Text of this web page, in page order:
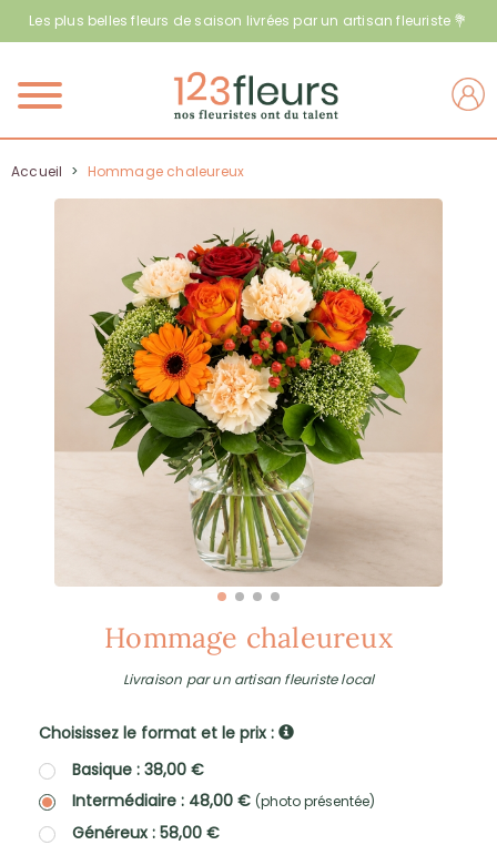
Les plus belles fleurs de saison livrées par un artisan fleuriste 💐
Menu
Accueil > Hommage chaleureux
Hommage chaleureux
Livraison par un artisan fleuriste local
Choisissez le format et le prix :
Basique : 38,00 €
Intermédiaire : 48,00 € (photo présentée)
Généreux : 58,00 €